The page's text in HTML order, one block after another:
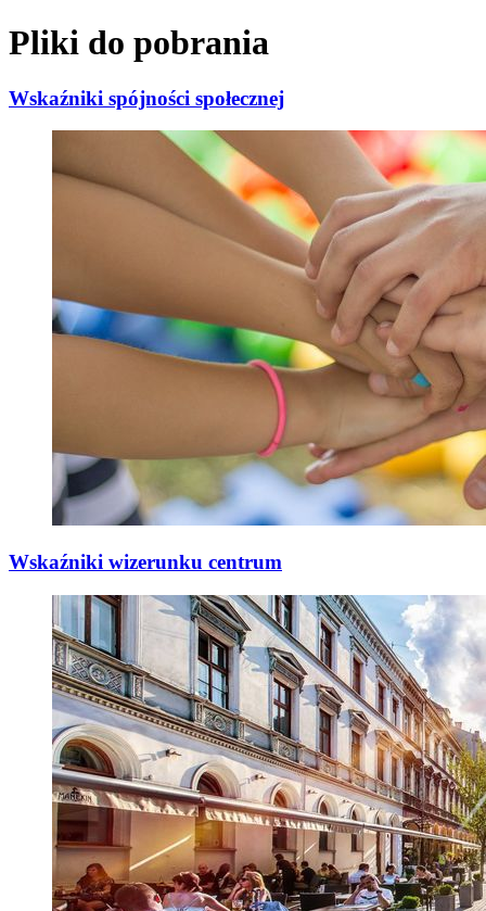
Pliki do pobrania
Wskaźniki spójności społecznej
Wskaźniki wizerunku centrum